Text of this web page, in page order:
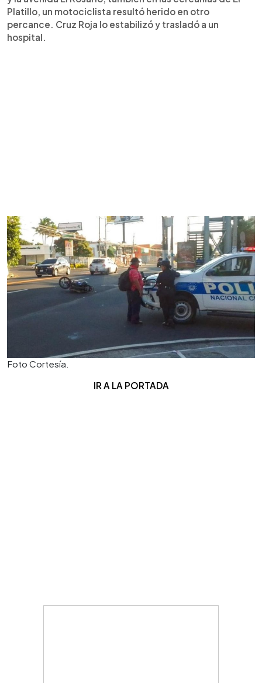
Platillo, un motociclista resultó herido en otro
percance. Cruz Roja lo estabilizó y trasladó a un
hospital.
Foto Cortesía.
IR A LA PORTADA